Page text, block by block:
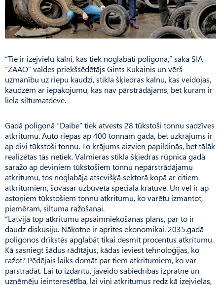
“Tie ir izejvielu kalni, kas tiek noglabāti poligonā,” saka SIA
“ZAAO” valdes priekšsēdētājs Gints Kukainis un vērš
uzmanību uz riepu kaudzi, stikla šķiedras kalnu, kas veidojas,
kaudzēm ar iepakojumu, kas nav pārstrādājams, bet kuram ir
liela siltumatdeve.
Gadā poligonā “Daibe” tiek atvests 28 tūkstoši tonnu sadzīves
atkritumu. Auto riepas ap 400 tonnām gadā, bet uzkrājums ir
ap divi tūkstoši tonnu. To krājums aizvien papildinās, bet tālāk
realizētas tās netiek. Valmieras stikla šķiedras rūpnīca gadā
saražo ap deviņiem tūkstošiem tonnu nepārstrādājamu
atkritumu, tos noglabāja atsevišķā sektorā kopā ar citiem
atkritumiem, šovasar uzbūvēta speciāla krātuve. Un vēl ir ap
astoņiem tūkstošiem tonnu atkritumu, ko varētu izmantot,
piemēram, siltuma ražošanai.
“Latvijā top atkritumu apsaimniekošanas plāns, par to ir
daudz diskusiju. Nākotne ir aprites ekonomikai. 2035.gadā
poligonos drīkstēs apglabāt tikai desmit procentus atkritumu.
Kā sasniegt šādus rādītājus, kādas ieviest tehnoloģijas, ko
ražot? Pēdējais laiks domāt par tiem atkritumiem, ko var
pārstrādāt. Lai to izdarītu, jāveido sabiedrības izpratne un
uzņēmēju ieinteresētība, lai viņi atkritumus redz kā izejvielas,